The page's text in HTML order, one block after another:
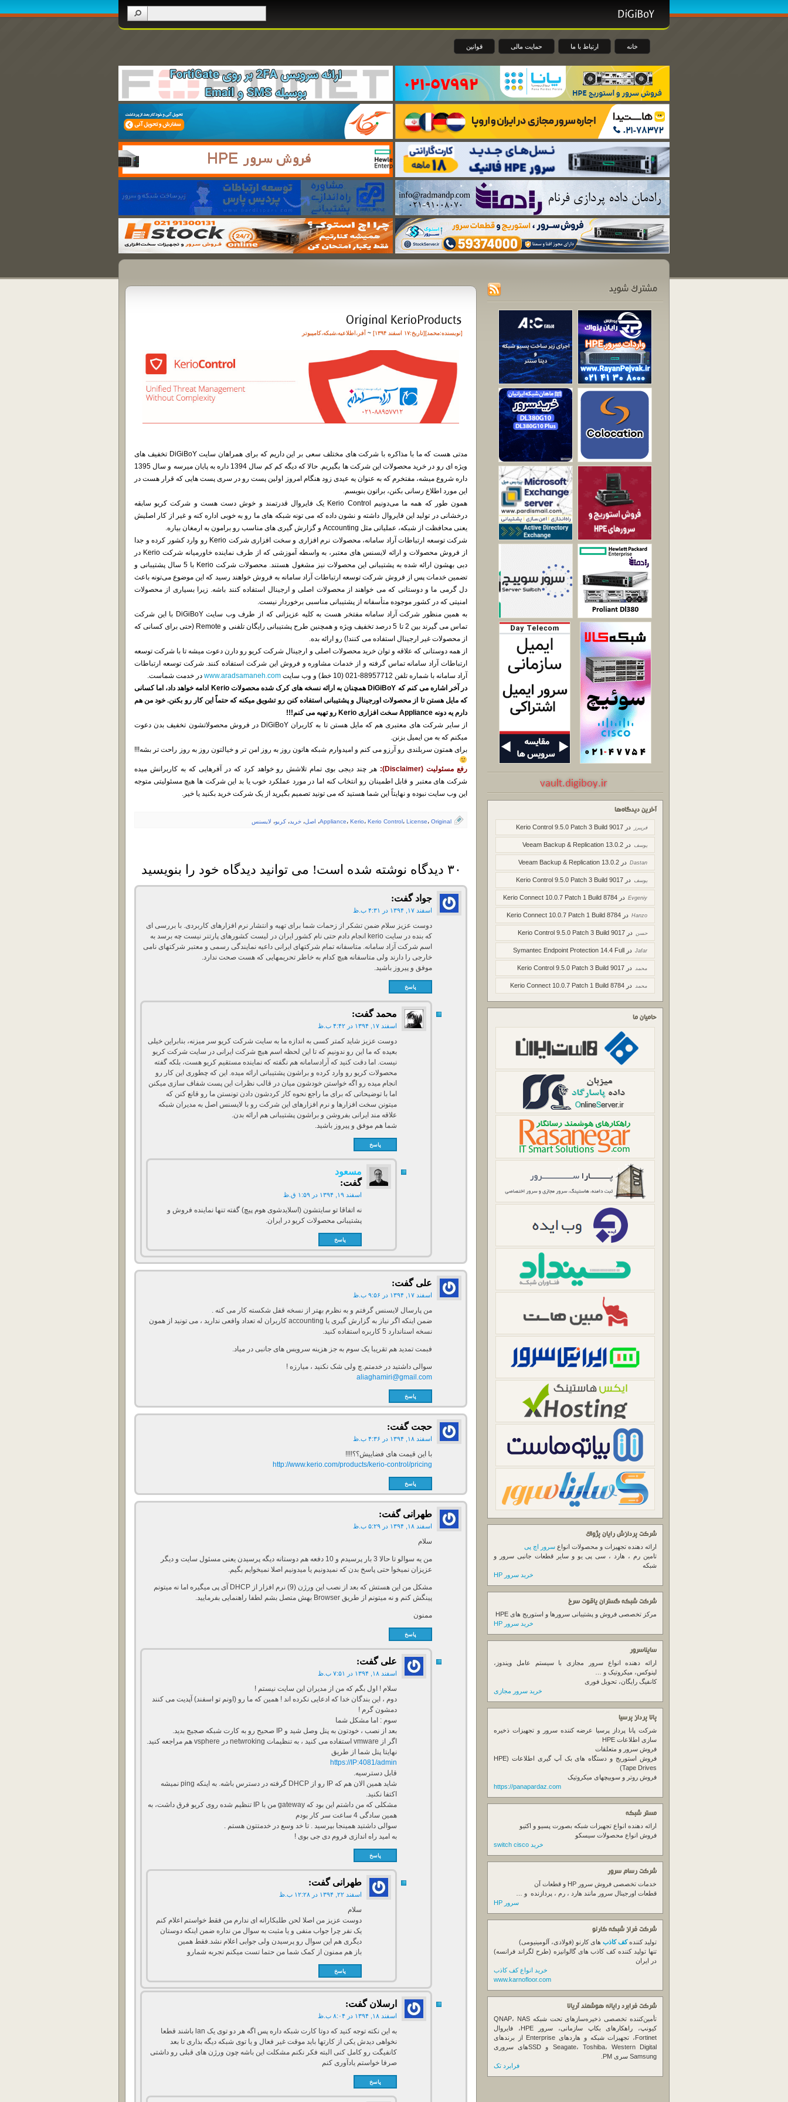
خانه ارتباط با ما حمایت مالی قوانین
آخرین دیدگاه‌ها
فریبرز در Kerio Control 9.5.0 Patch 3 Build 9017
یوسف در Veeam Backup & Replication 13.0.2
Dastan در Veeam Backup & Replication 13.0.2
یوسف در Kerio Control 9.5.0 Patch 3 Build 9017
Evgeniy در Kerio Connect 10.0.7 Patch 1 Build 8784
Hanzo در Kerio Connect 10.0.7 Patch 1 Build 8784
حسن در Kerio Control 9.5.0 Patch 3 Build 9017
Jafar در Symantec Endpoint Protection 14.4 Full
محمد در Kerio Control 9.5.0 Patch 3 Build 9017
محمد در Kerio Connect 10.0.7 Patch 1 Build 8784
حامیان ما
شرکت پردازش رایان پژواک
ارائه دهنده تجهیزات و محصولات انواع سرور اچ پی
تامین رم ، هارد ، سی پی یو و سایر قطعات جانبی سرور و
شبکه
خرید سرور HP
شرکت شبکه گستران یاقوت سرخ
مرکز تخصصی فروش و پشتیبانی سرورها و استوریج های HPE
خرید سرور HP
سایناسرور
ارائه دهنده انواع سرور مجازی با سیستم عامل ویندوز،
لینوکس، میکروتیک و …
کانفیگ رایگان، تحویل فوری
خرید سرور مجازی
پانا پرداز پرسیا
شرکت پانا پرداز پرسیا عرضه کننده سرور و تجهیزات ذخیره
سازی اطلاعات HPE
فروش سرور و متعلقات
فروش استوریج و دستگاه های بک آپ گیری اطلاعات (HPE
Tape Drives)
فروش روتر و سوییچهای میکروتیک
https://panapardaz.com
مستر شبکه
ارائه دهنده انواع تجهیزات شبکه بصورت پسیو و اکتیو
فروش انواع محصولات سیسکو
خرید switch cisco
شرکت رسام سرور
خدمات تخصصی فروش سرور
قطعات اورجینال سرور مانند هارد ، رم ، پردازنده و …
سرور HP
شرکت فراز شبکه کارنو
تولید کنندهکف کاذب های کارنو (فولادی، آلومینیومی)
تنها تولید کننده کف کاذب های گالوانیزه (طرح لگراند فرانسه)
در ایران
خرید انواع کف کاذب
www.karnofloor.com
شرکت فرابرد رایانه هوشمند آریانا
تأمین‌کننده تخصصی ذخیره‌سازهای تحت شبکه QNAP، NAS
کیونپ، راهکارهای بکاپ سازمانی، سرور HPE، فایروال
Fortinet، تجهیزات شبکه و هاردهای Enterprise از برندهای
Seagate، Toshiba، Western Digital و SSDهای سروری
Samsung سری PM.
فرابرد تک
[نویسنده:محمد][تاريخ:۱۷ اسفند ۱۳۹۴] ~ آفر ،اطلاعیه،شبکه،کامپیوتر
مدتی هست که ما با مذاکره با شرکت های مختلف سعی بر این داریم که برای همراهان سایت DiGiBoY تخفیف های
ویژه ای رو در خرید محصولات این شرکت ها بگیریم. حالا که دیگه کم کم سال 1394 داره به پایان میرسه و سال 1395
داره شروع میشه، مفتخرم که به عنوان یه عیدی زود هنگام امروز اولین پست رو در سری پست هایی که قرار هست در
این مورد اطلاع رسانی بکنن، براتون بنویسم.
همون طور که همه ما می‌دونیم Kerio Control یک فایروال قدرتمند و خوش دست هست و شرکت کریو سابقه
درخشانی در تولید این فایروال داشته و نشون داده که می تونه شبکه های ما رو به خوبی اداره کنه و غیر از کار اصلیش
یعنی محافظت از شبکه، عملیاتی مثل Accounting و گزارش گیری های مناسب رو برامون به ارمغان بیاره.
شرکت توسعه ارتباطات آراد سامانه، محصولات نرم افزاری و سخت افزاری شرکت Kerio رو وارد کشور کرده و جدا
از فروش محصولات و ارائه لایسنس های معتبر، به واسطه آموزشی که از طرف نماینده خاورمیانه شرکت Kerio در
دبی بهشون ارائه شده به پشتیبانی این محصولات نیز مشغول هستند. محصولات شرکت Kerio با 5 سال پشتیبانی و
تضمین خدمات پس از فروش شرکت توسعه ارتباطات آراد سامانه به فروش خواهند رسید که این موضوع می‌تونه باعث
دل گرمی ما و دوستانی که می خواهند از محصولات اصلی و ارجینال استفاده کنند باشه. زیرا بسیاری از محصولات
امنیتی که در کشور موجوده متأسفانه از پشتیبانی مناسبی برخوردار نیست.
به همین منظور شرکت آراد سامانه مفتخر هست به کلیه عزیزانی که از طرف وب سایت DiGiBoY با این شرکت
تماس می گیرند بین 2 تا 5 درصد تخفیف ویژه و همچنین طرح پشتیبانی رایگان تلفنی و Remote (حتی برای کسانی که
از محصولات غیر ارجینال استفاده می کنند!) رو ارائه بده.
از همه دوستانی که علاقه و توان خرید محصولات اصلی و ارجینال شرکت کریو رو دارن دعوت میشه تا با شرکت توسعه
ارتباطات آراد سامانه تماس گرفته و از خدمات مشاوره و فروش این شرکت استفاده کنند. شرکت توسعه ارتباطات
آراد سامانه با شماره تلفن 88957712-021 (10 خط) و وب سایت
www.aradsamaneh.com در خدمت شماست.
در آخر اشاره می کنم که DiGiBoY همچنان به ارائه نسخه های کرک شده محصولات Kerio ادامه خواهد داد، اما کسانی
که مایل هستن تا از محصولات اورجینال و پشتیبانی استفاده کنن رو تشویق میکنه که حتماً این کار رو بکنن. خود من هم
دارم یه دونه Appliance سخت افزاری Kerio رو تهیه می کنم!!!
از سایر شرکت های معتبری هم که مایل هستن تا به کاربران DiGiBoY در فروش محصولاتشون تخفیف بدن دعوت
میکنم که به من ایمیل بزنن.
برای همتون سربلندی رو آرزو می کنم و امیدوارم شبکه هاتون روز به روز امن تر و خیالتون روز به روز راحت تر بشه!!!
رفع مسئولیت (Disclaimer
): هر چند دیجی بوی تمام تلاشش رو خواهد کرد که در آفرهایی که به کاربرانش میده
شرکت های معتبر و قابل اطمینان رو انتخاب کنه اما در مورد عملکرد خوب یا بد این شرکت ها هیچ مسئولیتی متوجه
این وب سایت نبوده و نهایتاً این شما هستید که می تونید تصمیم بگیرید از یک شرکت خرید بکنید یا خیر.
Appliance، Kerio، Kerio Control، License، Original ، اصل، خرید، کریو، لایسنس
۳۰ دیدگاه نوشته شده است! می توانید دیدگاه خود را بنویسید
جواد گفت:
اسفند ۱۷, ۱۳۹۴ در ۴:۳۱ ب.ظ
دوست عزیز سلام ضمن تشکر از زحمات شما برای تهیه و انتشار نرم افزارهای کاربردی. با بررسی ای
که بنده در سایت kerio انجام دادم حتی نام کشور ایران در لیست کشورهای پارتنر نیست چه برسد به
اسم شرکت آزاد سامانه. متاسفانه تمام شرکتهای ایرانی داعیه نمایندگی رسمی و معتبر شرکتهای نامی
خارجی را دارند ولی متاسفانه هیچ کدام به خاطر تحریمهایی که هست صحت ندارد.
موفق و پیروز باشید.
پاسخ
محمد گفت:
اسفند ۱۷, ۱۳۹۴ در ۴:۴۲ ب.ظ
دوست عزیز شاید کمتر کسی به اندازه ما به سایت شرکت کریو سر میزنه، بنابراین خیلی
بعیده که ما این رو ندونیم که تا این لحظه اسم هیچ شرکت ایرانی در سایت شرکت کریو
نیست. اما دقت کنید که آرادسامانه هم نگفته که نماینده مستقیم کریو هست، بلکه گفته
محصولات کریو رو وارد کرده و براشون پشتیبانی ارائه میده. این که چطوری این کار رو
انجام میده رو اگه خواستن خودشون میان در قالب نظرات این پست شفاف سازی میکنن
اما با توضیحاتی که برای ما راجع نحوه کار کردشون دادن تونستن ما رو قانع کنن که
میتونن سخت افزارها و نرم افزارهای این شرکت رو با لایسنس اصل به مدیران شبکه
علاقه مند ایرانی بفروشن و براشون پشتیبانی هم ارائه بدن.
شما هم موفق و پیروز باشید.
پاسخ
مسعود
گفت:
اسفند ۱۹, ۱۳۹۴ در ۱:۵۹ ق.ظ
نه اتفاقا تو سایتشون (اسلایدشوی هوم پیچ) گفته تنها نماینده فروش و
پشتیبانی محصولات کریو در ایران.
پاسخ
علی گفت:
اسفند ۱۷, ۱۳۹۴ در ۹:۵۶ ب.ظ
من پارسال لایسنس گرفتم و به نظرم بهتر از نسخه قفل شکسته کار می کنه .
ضمن اینکه اگر نیاز به گزارش گیری یا accounting کاربران له تعداد وافعی ندارید ، می تونید از همون
نسخه اسناندارد 5 کاربره استفاده کنید.
فبمت تمدید هم تقریبا یک سوم به جز هزینه سرویس های جانبی در میاد.
سوالی داشتید در خدمتم.چ ولی شک نکنید ، میارزه !
aliaghamiri@gmail.com
پاسخ
حجت گفت:
اسفند ۱۸, ۱۳۹۴ در ۴:۳۶ ب.ظ
با این قیمت های فضاییش؟؟!!!!
http://www.kerio.com/products/kerio-control/pricing
پاسخ
طهرانی گفت:
اسفند ۱۸, ۱۳۹۴ در ۵:۲۹ ب.ظ
سلام
من یه سوالو تا حالا 3 بار پرسیدم و 10 دفعه هم دوستانه دیگه پرسیدن یعنی مسئول سایت و دیگر
عزیزان نمیخوا حتی پاسخ بدن که نمیدونیم یا میدونیم اصلا نمیخوایم بگیم.
مشکل من این هستش که بعد از نصب این ورژن (9) نرم افزار از DHCP آی پی میگیره اما نه میتونم
پینگش کنم و نه میتونم از طریق Browser بهش متصل بشم لطفا راهنمایی بفرمایید.
ممنون
پاسخ
علی گفت:
اسفند ۱۸, ۱۳۹۴ در ۷:۵۱ ب.ظ
سلام ! اول بگم که من از مدیران این سایت نیستم !
دوم ، این بندگان خدا که ادعایی نکرده اند ! همین که ما رو (اونم تو اسفند) آپدیت می کنند
دمشون گرم !
سوم : اما مشکل شما
بعد از نصب ، خودتون به پنل وصل شید و IP صحیح رو به کارت شبکه صجیج بدید.
اگر از vmware استفاده می کنید ، به تنظیمات netwroking در vsphere هم مراجعه کنید.
نهایتا پنل شما از طریق
https://IP:4081/admin
قابل دسترسیه.
شاید همین الان هم که IP رو از DHCP گرفته در دسترس باشه. به اینکه ping نمیشه
اکتفا نکنید.
مشکلی که من داشتم این بود که gateway من با IP تنظیم شده روی کریو فرق داشت، به
همین سادگی 4 ساعت سر کار بودم
سوالی داشتید همینجا بپرسید . تا خد وسع در خدمتتون هستم .
به امید راه اندازی فروم دی جی بوی !
پاسخ
طهرانی گفت:
اسفند ۲۲, ۱۳۹۴ در ۱۲:۲۸ ب.ظ
سلام
دوست عزیز من اصلا لحن طلبکارانه ای ندارم من فقط خواستم اعلام کنم
یک نفر چرا جواب منفی و یا مثبت به سوال من نداره ضمن اینکه دوستان
دیگری هم این سوال رو پرسیدن ولی جوابی اعلام نشد.فقط همین
باز هم ممنون از کمک شما من حتما تست میکنم تجربه شمارو
پاسخ
ارسلان گفت:
اسفند ۱۸, ۱۳۹۴ در ۸:۰۴ ب.ظ
به این نکته توجه کنید که دوتا کارت شبکه داره پس اگه هر دو توی یک lan باشند قطعا
نخواهی دیدش یکی از کارتها باید موقت غیر فعال و یا توی شبکه دیگه بذاری تا بعد
کانفیگت رو کامل کنی البته فکر نکنم مشکلت این باشه چون ورژن های قبلی رو داشتی
صرفا خواستم یادآوری کنم
پاسخ